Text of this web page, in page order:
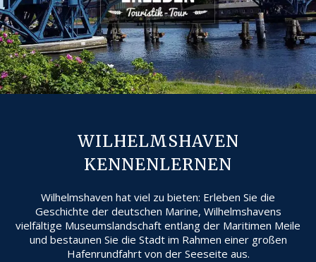
WILHELMSHAVEN
KENNENLERNEN
Wilhelmshaven hat viel zu bieten: Erleben Sie die
Geschichte der deutschen Marine, Wilhelmshavens
vielfältige Museumslandschaft entlang der Maritimen Meile
und bestaunen Sie die Stadt im Rahmen einer großen
Hafenrundfahrt von der Seeseite aus.